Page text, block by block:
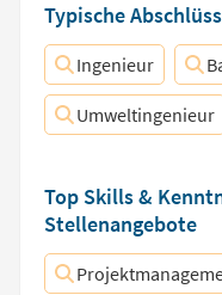
Typische
Ingenieur
Umweltingenieur
Top Skills &
Stellenangebote